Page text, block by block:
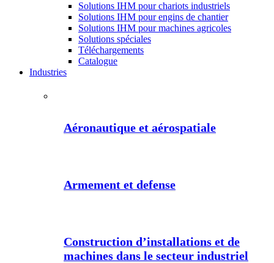
Solutions IHM pour chariots industriels
Solutions IHM pour engins de chantier
Solutions IHM pour machines agricoles
Solutions spéciales
Téléchargements
Catalogue
Industries
Aéronautique et aérospatiale
Armement et defense
Construction d’installations et de
machines dans le secteur industriel